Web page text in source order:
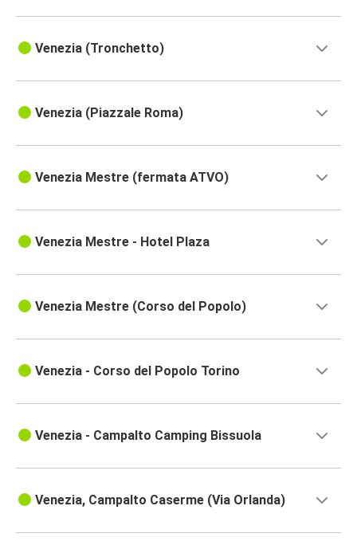
Venezia (Tronchetto)
Venezia (Piazzale Roma)
Venezia Mestre (fermata ATVO)
Venezia Mestre - Hotel Plaza
Venezia Mestre (Corso del Popolo)
Venezia - Corso del Popolo Torino
Venezia - Campalto Camping Bissuola
Venezia, Campalto Caserme (Via Orlanda)